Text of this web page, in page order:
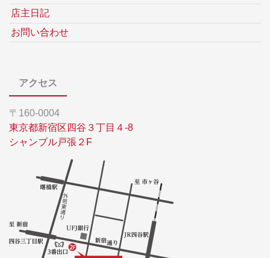
店主日記
お問い合わせ
アクセス
〒160-0004
東京都新宿区四谷３丁目４-8
シャンブル戸張２F